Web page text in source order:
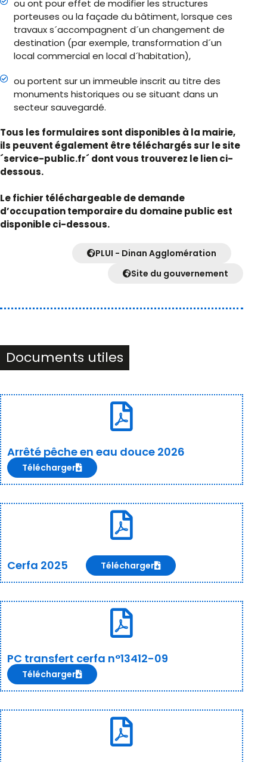
ou ont pour effet de modifier les structures
porteuses ou la façade du bâtiment, lorsque ces
travaux s´accompagnent d´un changement de
destination (par exemple, transformation d´un
local commercial en local d´habitation),
ou portent sur un immeuble inscrit au titre des
monuments historiques ou se situant dans un
secteur sauvegardé.
Tous les formulaires sont disponibles à la mairie,
ils peuvent également être téléchargés sur le site
´service-public.fr´ dont vous trouverez le lien ci-
dessous.
Le fichier téléchargeable de demande
d’occupation temporaire du domaine public est
disponible ci-dessous.
PLUI - Dinan Agglomération
Site du gouvernement
Documents utiles
Arrêté pêche en eau douce 2026
Télécharger
Cerfa 2025 Télécharger
PC transfert cerfa n°13412-09
Télécharger